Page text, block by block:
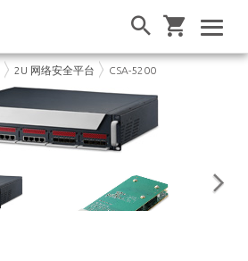
2U 网络安全平台 CSA-5200